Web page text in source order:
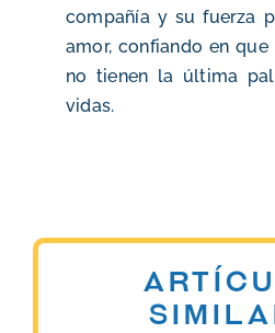
compañía y su fuerza
amor, confiando en
no tienen la última
vidas.